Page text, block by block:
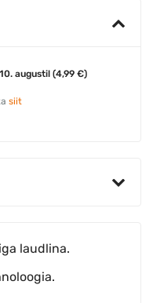
augustil (4,99 €)
siit
laudlina.